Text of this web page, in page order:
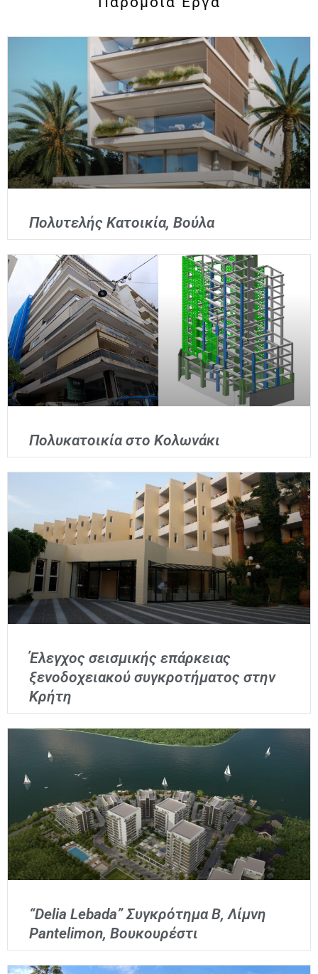
Πολυτελής Κατοικία, Βούλα
Πολυκατοικία στο Κολωνάκι
Έλεγχος σεισμικής επάρκειας
ξενοδοχειακού συγκροτήματος στην
Κρήτη​
“Delia Lebada” Συγκρότημα Β, Λίμνη
Pantelimon, Βουκουρέστι